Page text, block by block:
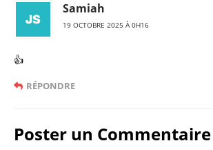
Samiah
19 OCTOBRE 2025 À 0H16
👍
RÉPONDRE
Poster un Commentaire